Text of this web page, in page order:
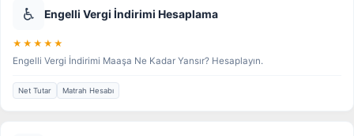
♿ Engelli Vergi İndirimi Hesaplama
★★★★★
Engelli Vergi İndirimi Maaşa Ne Kadar Yansır? Hesaplayın.
Net Tutar Matrah Hesabı